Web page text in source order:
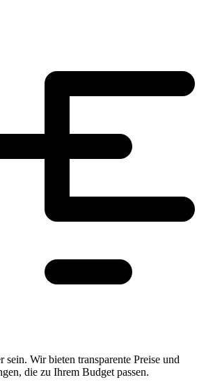
sein. Wir bieten transparente Preise und
die zu Ihrem Budget passen.